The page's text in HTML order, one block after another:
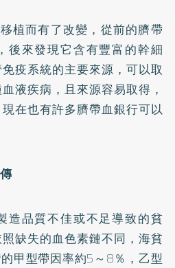
移植而有了改變，從前的臍帶
後來發現它含有豐富的幹細
疫系統的主要來源，可以取
液疾病，且來源容易取得，
在也有許多臍帶血銀行可以
造品質不佳或不足導致的貧
缺失的血色素鏈不同，海貧
甲型帶因率約5～8％，乙型